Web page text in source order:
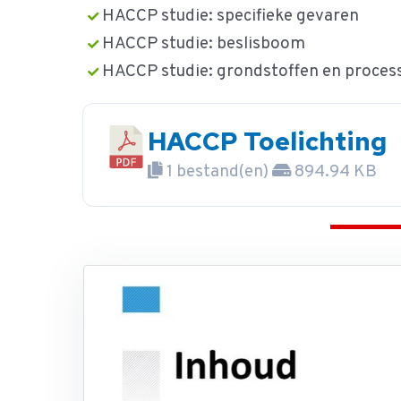
HACCP studie: specifieke gevaren
HACCP studie: beslisboom
HACCP studie: grondstoffen en
HACCP Toelichting
1 bestand(en) 894.94 KB